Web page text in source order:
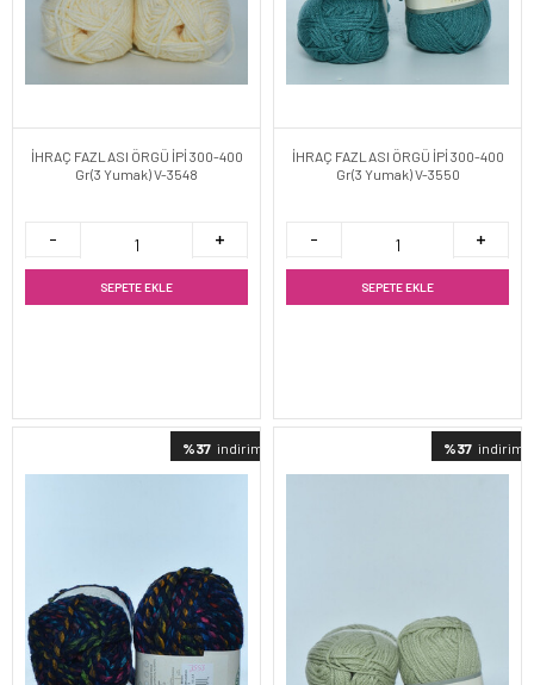
İHRAÇ FAZLASI ÖRGÜ İPİ 300-400
Gr(3 Yumak) V-3548
SEPETE EKLE
İHRAÇ FAZLASI ÖRGÜ İPİ 300-400
Gr(3 Yumak) V-3550
SEPETE EKLE
%37 indirimli %37 indirimli